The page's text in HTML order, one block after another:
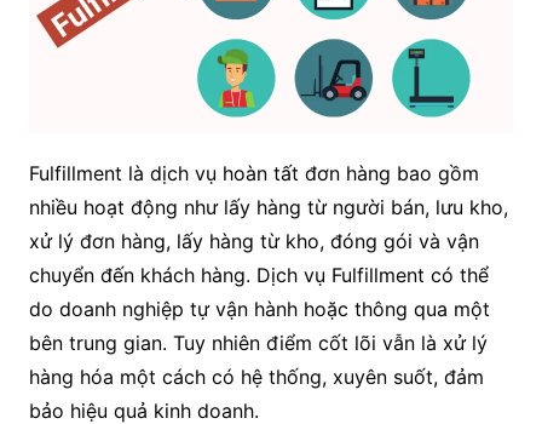
Fulfillment là dịch vụ hoàn tất đơn hàng bao gồm
nhiều hoạt động như lấy hàng từ người bán, lưu kho,
xử lý đơn hàng, lấy hàng từ kho, đóng gói và vận
chuyển đến khách hàng. Dịch vụ Fulfillment có thể
do doanh nghiệp tự vận hành hoặc thông qua một
bên trung gian. Tuy nhiên điểm cốt lõi vẫn là xử lý
hàng hóa một cách có hệ thống, xuyên suốt, đảm
bảo hiệu quả kinh doanh.